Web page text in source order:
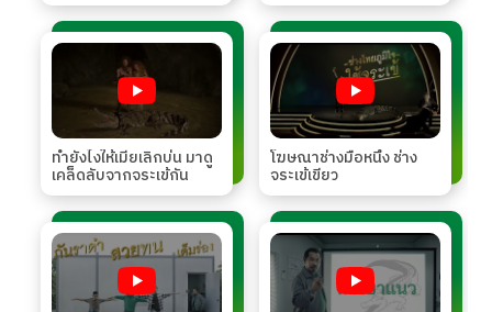
ทำยังไงให้เมียเลิกบ่น มาดู
เคล็ดลับจากจระเข้กัน
โฆษณาช่างมือหนึ่ง ช่าง
จระเข้เขียว